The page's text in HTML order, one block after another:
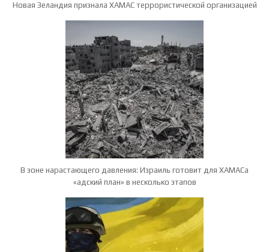
Новая Зеландия признала ХАМАС террористической организацией
В зоне нарастающего давления: Израиль готовит для ХАМАСа
«адский план» в несколько этапов